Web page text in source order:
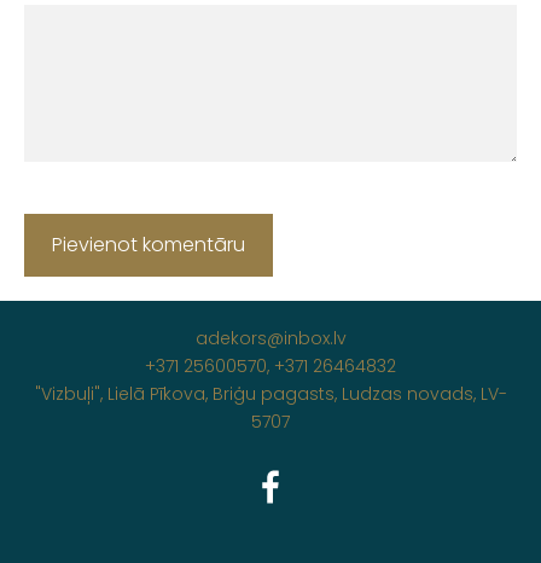
adekors@inbox.lv
+371 25600570, +371 26464832
"Vizbuļi", Lielā Pīkova, Briģu pagasts, Ludzas novads, LV-
5707